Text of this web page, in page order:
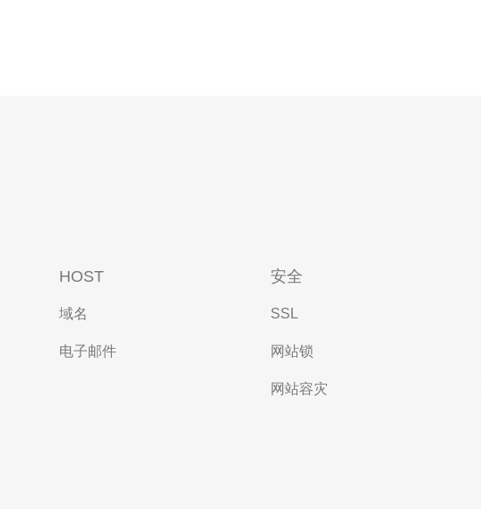
HOST
域名
电子邮件
安全
SSL
网站锁
网站容灾